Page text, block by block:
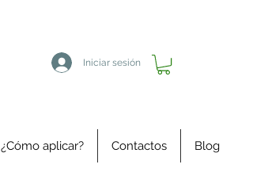
Iniciar sesión
¿Cómo aplicar? Contactos Blog